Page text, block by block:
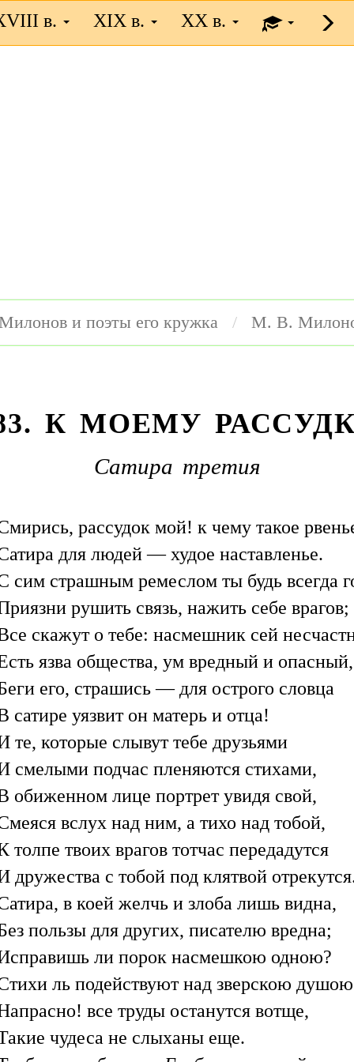
в. XIX в. XX в.
и поэты его кружка М. В.
К МОЕМУ
Сатира третия
рассудок мой! к чему такое
для людей — худое наставленье.
сим страшным ремеслом ты будь всегда
рушить связь, нажить себе врагов;
скажут о тебе: насмешник сей
язва общества, ум вредный и опасный,
его, страшись — для острого словца
сатире уязвит он матерь и отца!
те, которые слывут тебе друзьями
смелыми подчас пленяются стихами,
обиженном лице портрет увидя свой,
вслух над ним, а тихо над тобой,
толпе твоих врагов тотчас передадутся
дружества с тобой под клятвой
в коей желчь и злоба лишь видна,
пользы для других, писателю вредна;
ли порок насмешкою одною?
ль подействуют над зверскою
все труды останутся вотще,
чудеса не слыханы еще.